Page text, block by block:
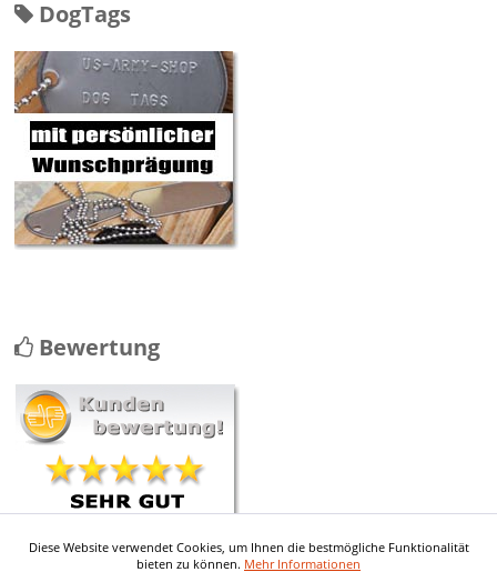
DogTags
Bewertung
Contact avec le service client
vraiment au top Envoi rapide et les
Diese Website verwendet Cookies, um Ihnen die bestmögliche Funktionalität
bieten zu können. Mehr Informationen